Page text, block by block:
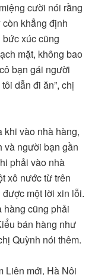
cười nói rằng
khẳng định
xúc cũng
mặt, không bao
bạn gái người
dẫn đi ăn”, chị
vào nhà hàng,
và người bạn gần
phải vào nhà
xô nước từ trên
một lời xin lỗi.
hàng cũng phải
bán hàng như
Quỳnh nói thêm.
Liên mới, Hà Nội